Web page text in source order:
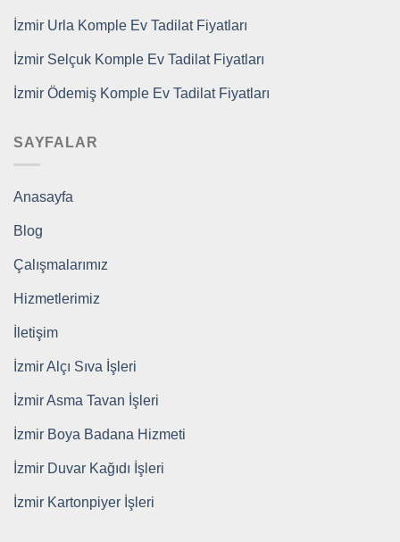
İzmir Urla Komple Ev Tadilat Fiyatları
İzmir Selçuk Komple Ev Tadilat Fiyatları
İzmir Ödemiş Komple Ev Tadilat Fiyatları
SAYFALAR
Anasayfa
Blog
Çalışmalarımız
Hizmetlerimiz
İletişim
İzmir Alçı Sıva İşleri
İzmir Asma Tavan İşleri
İzmir Boya Badana Hizmeti
İzmir Duvar Kağıdı İşleri
İzmir Kartonpiyer İşleri